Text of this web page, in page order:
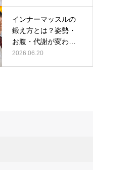
インナーマッスルの
鍛え方とは？姿勢・
お腹・代謝が変わる
トレーニング…
2026.06.20